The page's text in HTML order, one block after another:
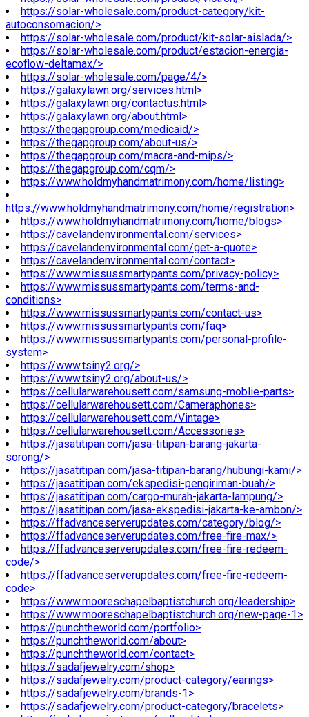
https://solar-wholesale.com/product-category/kit-
autoconsomacion/>
https://solar-wholesale.com/product/kit-solar-aislada/>
https://solar-wholesale.com/product/estacion-energia-
ecoflow-deltamax/>
https://solar-wholesale.com/page/4/>
https://galaxylawn.org/services.html>
https://galaxylawn.org/contactus.html>
https://galaxylawn.org/about.html>
https://thegapgroup.com/medicaid/>
https://thegapgroup.com/about-us/>
https://thegapgroup.com/macra-and-mips/>
https://thegapgroup.com/cqm/>
https://www.holdmyhandmatrimony.com/home/listing>
https://www.holdmyhandmatrimony.com/home/registration>
https://www.holdmyhandmatrimony.com/home/blogs>
https://cavelandenvironmental.com/services>
https://cavelandenvironmental.com/get-a-quote>
https://cavelandenvironmental.com/contact>
https://www.missussmartypants.com/privacy-policy>
https://www.missussmartypants.com/terms-and-
conditions>
https://www.missussmartypants.com/contact-us>
https://www.missussmartypants.com/faq>
https://www.missussmartypants.com/personal-profile-
system>
https://www.tsiny2.org/>
https://www.tsiny2.org/about-us/>
https://cellularwarehousett.com/samsung-moblie-parts>
https://cellularwarehousett.com/Cameraphones>
https://cellularwarehousett.com/Vintage>
https://cellularwarehousett.com/Accessories>
https://jasatitipan.com/jasa-titipan-barang-jakarta-
sorong/>
https://jasatitipan.com/jasa-titipan-barang/hubungi-kami/>
https://jasatitipan.com/ekspedisi-pengiriman-buah/>
https://jasatitipan.com/cargo-murah-jakarta-lampung/>
https://jasatitipan.com/jasa-ekspedisi-jakarta-ke-ambon/>
https://ffadvanceserverupdates.com/category/blog/>
https://ffadvanceserverupdates.com/free-fire-max/>
https://ffadvanceserverupdates.com/free-fire-redeem-
code/>
https://ffadvanceserverupdates.com/free-fire-redeem-
code>
https://www.mooreschapelbaptistchurch.org/leadership>
https://www.mooreschapelbaptistchurch.org/new-page-1>
https://punchtheworld.com/portfolio>
https://punchtheworld.com/about>
https://punchtheworld.com/contact>
https://sadafjewelry.com/shop>
https://sadafjewelry.com/product-category/earings>
https://sadafjewelry.com/brands-1>
https://sadafjewelry.com/product-category/bracelets>